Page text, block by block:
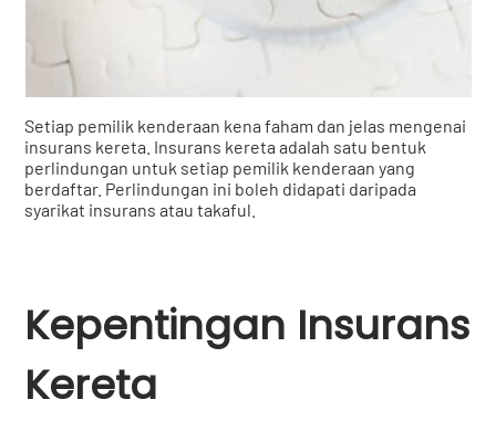
Setiap pemilik kenderaan kena faham dan jelas mengenai
insurans kereta. Insurans kereta adalah satu bentuk
perlindungan untuk setiap pemilik kenderaan yang
berdaftar. Perlindungan ini boleh didapati daripada
syarikat insurans atau takaful.
Kepentingan Insurans
Kereta